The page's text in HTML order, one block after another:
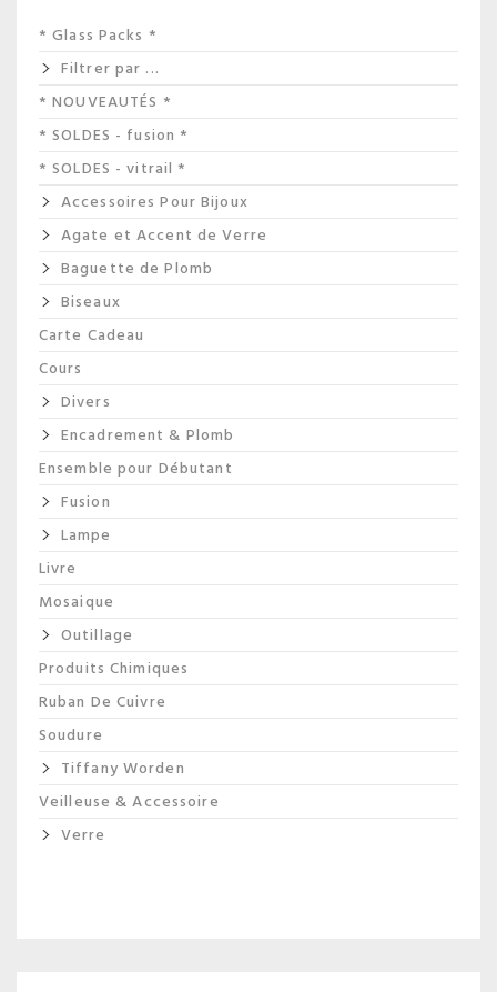
* Glass Packs *
Filtrer par ...
* NOUVEAUTÉS *
* SOLDES - fusion *
* SOLDES - vitrail *
Accessoires Pour Bijoux
Agate et Accent de Verre
Baguette de Plomb
Biseaux
Carte Cadeau
Cours
Divers
Encadrement & Plomb
Ensemble pour Débutant
Fusion
Lampe
Livre
Mosaique
Outillage
Produits Chimiques
Ruban De Cuivre
Soudure
Tiffany Worden
Veilleuse & Accessoire
Verre